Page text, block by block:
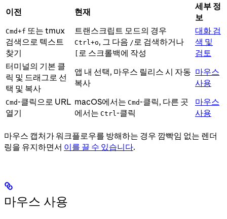
이전 현재
세부 정
보
Cmd+f 또는 tmux
검색으로 텍스트
찾기
트랜스크립트 모드의 경우
Ctrl+o, 그 다음 / 로 검색하거나
[ 로 스크롤백에 작성
대화 검
색 및
검토
터미널의 기본 클
릭 및 드래그로 선
택 및 복사
앱 내 선택, 마우스 릴리스 시 자동
복사
마우스
사용
Cmd-클릭으로 URL
열기
macOS에서는 Cmd-클릭, 다른 곳
에서는 Ctrl -클릭
마우스
사용
마우스 캡처가 워크플로우를 방해하는 경우 깜빡임 없는 렌더
링을 유지하면서 이를 끌 수 있습니다.
마우스 사용